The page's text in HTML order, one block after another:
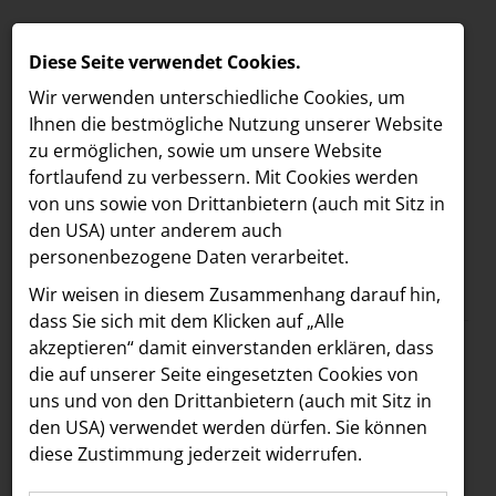
MELDUNGEN
LOEBELL NORDBERG
INNER
aehre
Astoria Artshow
B/S/H Hausgeräte
Meldungen /
Text Bilder
10.02.2025
exhibitionary: Der
erste KI-gesteuerte
Diese Seite verwendet Cookies.
Wir verwenden unterschiedliche Cookies, um
Ihnen die best­mögliche Nutzung unserer Website
zu ermöglichen, sowie um unsere Website
fortlaufend zu verbessern. Mit Cookies werden
von uns sowie von Drittanbietern (auch mit Sitz in
den USA) unter anderem auch
personenbezogene Daten verarbeitet.
Wir weisen in diesem Zusammenhang darauf hin,
dass Sie sich mit dem Klicken auf „Alle
akzeptieren“ damit ein­ver­standen erklären, dass
die auf unserer Seite eingesetzten Cookies von
uns und von den Drittanbietern (auch mit Sitz in
den USA) verwendet werden dürfen. Sie können
diese Zustimmung jederzeit widerrufen.